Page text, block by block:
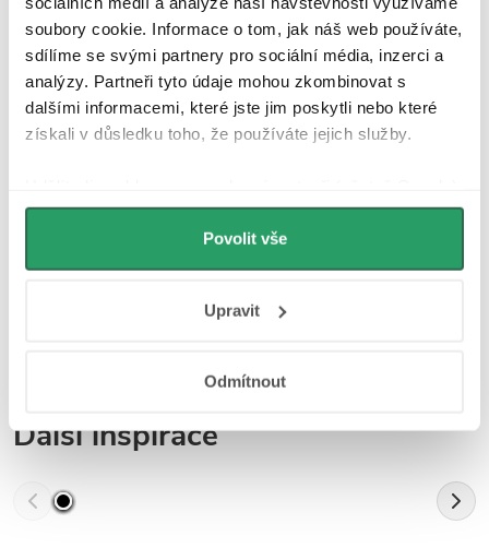
soubory cookie. Informace o tom, jak náš web používáte,
sdílíme se svými partnery pro sociální média, inzerci a
analýzy. Partneři tyto údaje mohou zkombinovat s
dalšími informacemi, které jste jim poskytli nebo které
získali v důsledku toho, že používáte jejich služby.
můžeme používat cookies pro analytiku a
personalizovanou reklamu. Jak Google zpracovává
osobní údaje najdete na stránkách
Povolit vše
Upravit
Odmítnout
podlah, stěn a mnoho dalšího. Jeho flexibilita a výjimečné vlastnosti
jej činí vhodným pro interiéry i exteriéry.
Parametry produktu
Další inspirace